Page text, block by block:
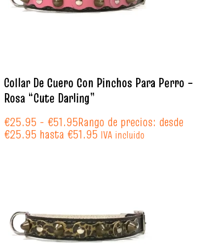
Collar De Cuero Con Pinchos Para Perro –
Rosa “Cute Darling”
€25.95 - €51.95Rango de precios: desde
€25.95 hasta €51.95 IVA incluido